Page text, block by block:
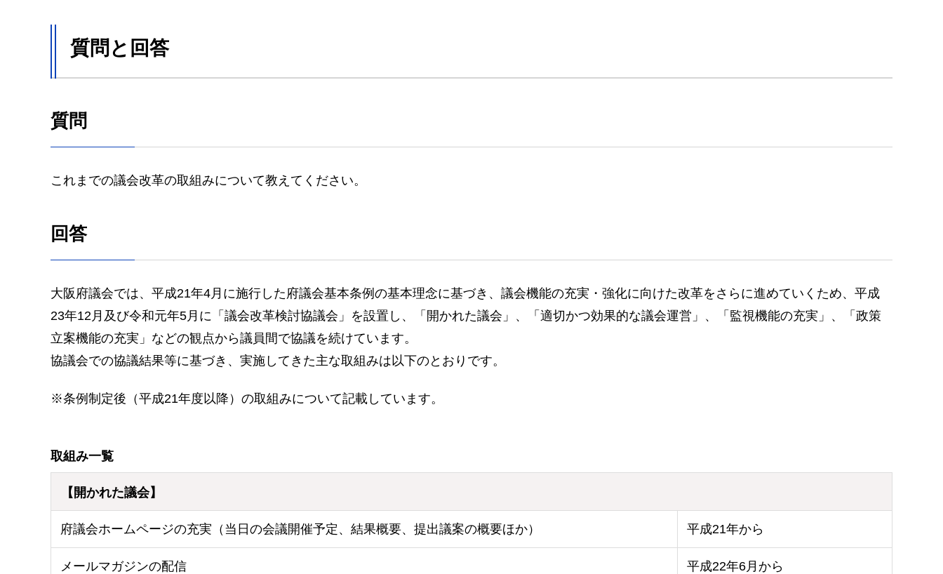
質問と回答
質問
これまでの議会改革の取組みについて教えてください。
回答
大阪府議会では、平成21年4月に施行した府議会基本条例の基本理念に基づき、議会機能の充実・強化に向けた改革をさらに進めていくため、平成
23年12月及び令和元年5月に「議会改革検討協議会」を設置し、「開かれた議会」、「適切かつ効果的な議会運営」、「監視機能の充実」、「政策
立案機能の充実」などの観点から議員間で協議を続けています。
協議会での協議結果等に基づき、実施してきた主な取組みは以下のとおりです。
※条例制定後（平成21年度以降）の取組みについて記載しています。
取組み一覧
【開かれた議会】
府議会ホームページの充実（当日の会議開催予定、結果概要、提出議案の概要ほか） 平成21年から
メールマガジンの配信 平成22年6月から